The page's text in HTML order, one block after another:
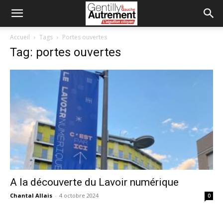
Accueil Tags Portes ouvertes
Tag: portes ouvertes
A la découverte du Lavoir numérique
Chantal Allais - 4 octobre 2024 0